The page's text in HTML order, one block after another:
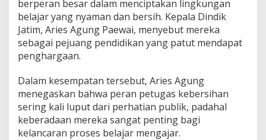
berperan besar dalam menciptakan lingkungan
belajar yang nyaman dan bersih. Kepala Dindik
Jatim, Aries Agung Paewai, menyebut mereka
sebagai pejuang pendidikan yang patut mendapat
penghargaan.
Dalam kesempatan tersebut, Aries Agung
menegaskan bahwa peran petugas kebersihan
sering kali luput dari perhatian publik, padahal
keberadaan mereka sangat penting bagi
kelancaran proses belajar mengajar.